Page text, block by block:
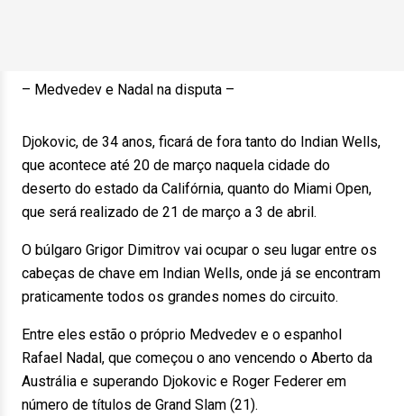
– Medvedev e Nadal na disputa –
Djokovic, de 34 anos, ficará de fora tanto do Indian Wells,
que acontece até 20 de março naquela cidade do
deserto do estado da Califórnia, quanto do Miami Open,
que será realizado de 21 de março a 3 de abril.
O búlgaro Grigor Dimitrov vai ocupar o seu lugar entre os
cabeças de chave em Indian Wells, onde já se encontram
praticamente todos os grandes nomes do circuito.
Entre eles estão o próprio Medvedev e o espanhol
Rafael Nadal, que começou o ano vencendo o Aberto da
Austrália e superando Djokovic e Roger Federer em
número de títulos de Grand Slam (21).